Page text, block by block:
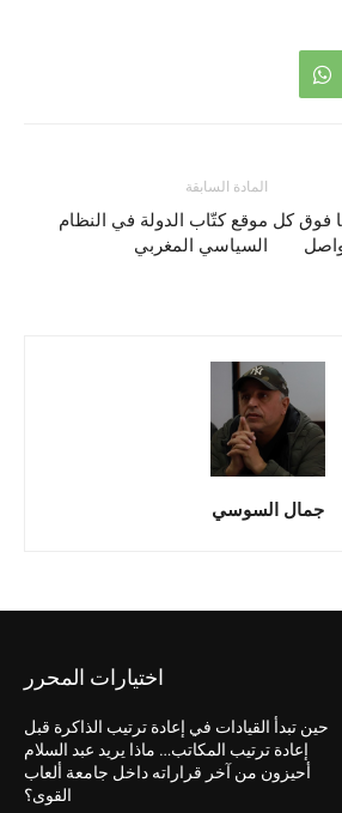
المادة السابقة
موقع كتّاب الدولة في النظام
السياسي المغربي
فوق كل
جمال السوسي
اختيارات المحرر
حين تبدأ القيادات في إعادة ترتيب الذاكرة قبل
إعادة ترتيب المكاتب… ماذا يريد عبد السلام
أحيزون من آخر قراراته داخل جامعة ألعاب
القوى؟